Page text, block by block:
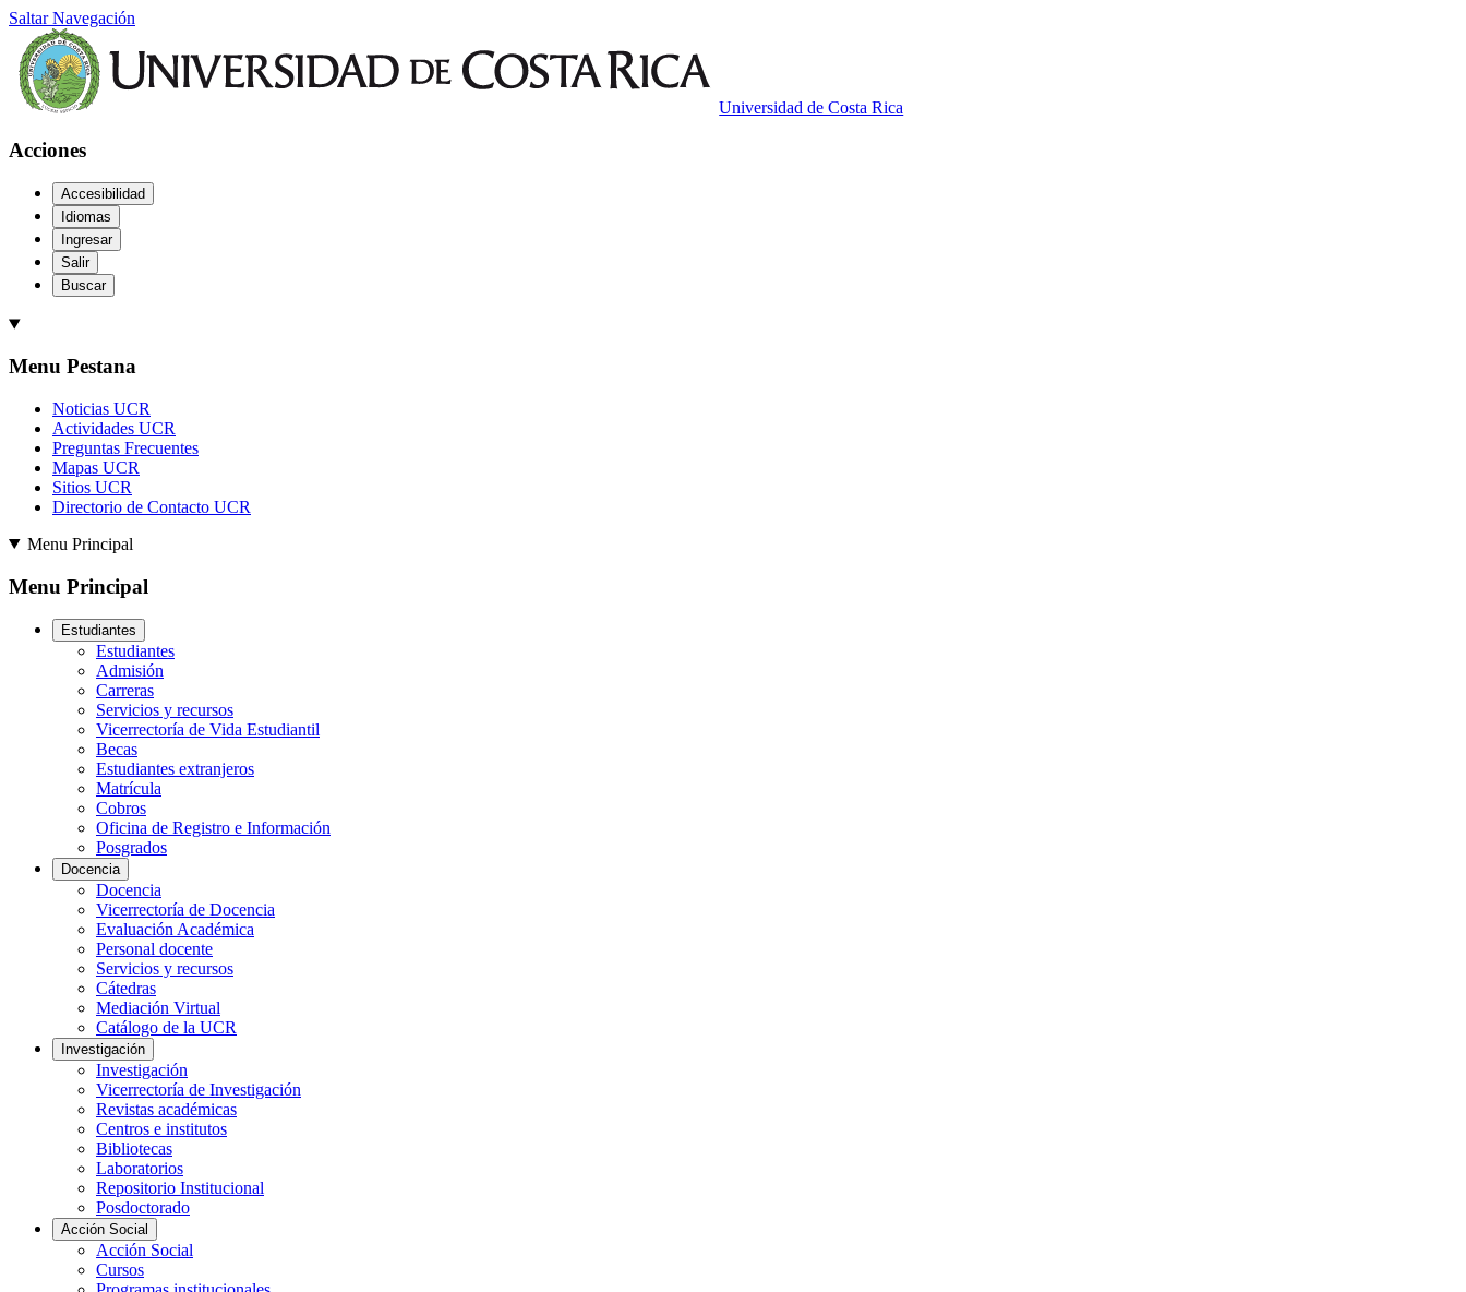
Saltar Navegación
Universidad de Costa Rica
Acciones
Accesibilidad
Idiomas
Ingresar
Salir
Buscar
Menu Pestana
Noticias UCR
Actividades UCR
Preguntas Frecuentes
Mapas UCR
Sitios UCR
Directorio de Contacto UCR
Menu Principal
Menu Principal
Estudiantes
Estudiantes
Admisión
Carreras
Servicios y recursos
Vicerrectoría de Vida Estudiantil
Becas
Estudiantes extranjeros
Matrícula
Cobros
Oficina de Registro e Información
Posgrados
Docencia
Docencia
Vicerrectoría de Docencia
Evaluación Académica
Personal docente
Servicios y recursos
Cátedras
Mediación Virtual
Catálogo de la UCR
Investigación
Investigación
Vicerrectoría de Investigación
Revistas académicas
Centros e institutos
Bibliotecas
Laboratorios
Repositorio Institucional
Posdoctorado
Acción Social
Acción Social
Cursos